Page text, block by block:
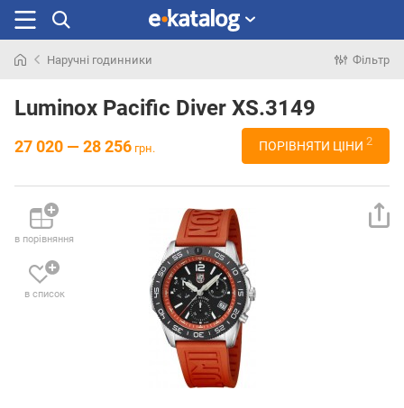
раніше
Наручні годинники Фільтр
Luminox Pacific Diver XS.3149
27 020 — 28 256 грн. ПОРІВНЯТИ ЦІНИ 2
в порівняння
в список